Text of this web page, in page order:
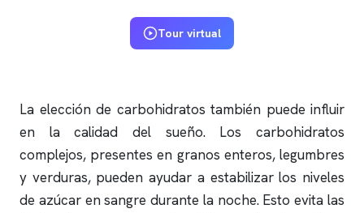
Tour virtual
La elección de carbohidratos también puede influir
en la calidad del sueño. Los carbohidratos
complejos, presentes en granos enteros, legumbres
y verduras, pueden ayudar a estabilizar los niveles
de azúcar en sangre durante la noche. Esto evita las